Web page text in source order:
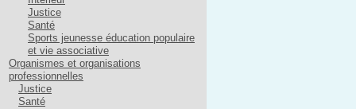
Justice
Santé
Sports jeunesse éducation populaire
et vie associative
Organismes et organisations
professionnelles
Justice
Santé